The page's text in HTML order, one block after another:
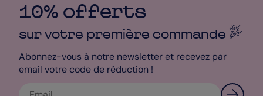
10% offerts
sur votre première commande
Abonnez-vous à notre newsletter et recevez par
email votre code de réduction !